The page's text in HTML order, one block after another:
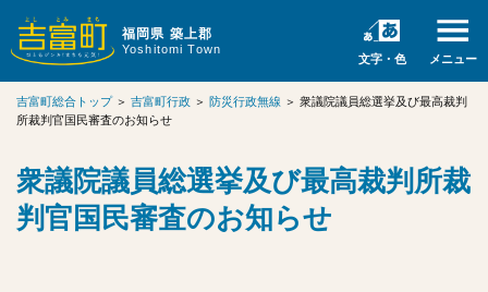
福岡県 築上郡
Yoshitomi Town
文字・色 メニュー
吉富町総合トップ＞ 吉富町行政 ＞ 防災行政無線 ＞ 衆議院議員総選挙及び最高裁判
所裁判官国民審査のお知らせ
衆議院議員総選挙及び最高裁判所裁
判官国民審査のお知らせ